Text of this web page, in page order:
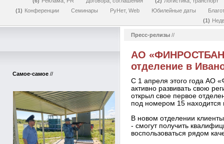
1
Конференции Семинары РуНет, Web Юбилейные даты
1
Самое-самое //
Пресс-релизы //
АО
отделение в
С 1 апреля этого года АО
активно развивать свою
открыл свое первое
под номером 15 находится
В новом отделении
- смогут получить
воспользоваться рядом